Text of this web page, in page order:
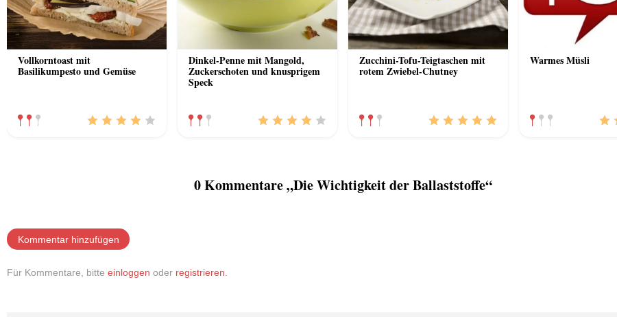
Vollkorntoast mit
Basilikumpesto und Gemüse
Dinkel-Penne mit Mangold,
Zuckerschoten und knusprigem
Speck
Zucchini-Tofu-Teigtaschen mit
rotem Zwiebel-Chutney
Warmes Müsli
0 Kommentare „Die Wichtigkeit der Ballaststoffe“
Kommentar hinzufügen
Für Kommentare, bitte einloggen oder registrieren.